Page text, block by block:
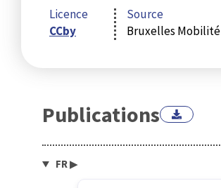
Licence
CCby
Source
Bruxelles Mobilité
Publications
FR▶